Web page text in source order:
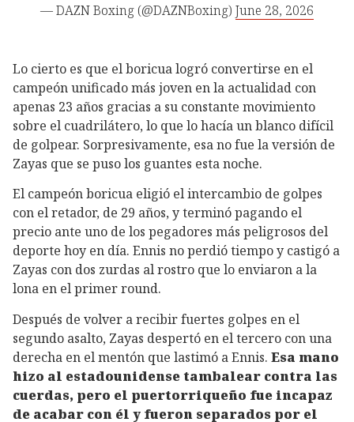
— DAZN Boxing (@DAZNBoxing) June 28, 2026
Lo cierto es que el boricua logró convertirse en el
campeón unificado más joven en la actualidad con
apenas 23 años gracias a su constante movimiento
sobre el cuadrilátero, lo que lo hacía un blanco difícil
de golpear. Sorpresivamente, esa no fue la versión de
Zayas que se puso los guantes esta noche.
El campeón boricua eligió el intercambio de golpes
con el retador, de 29 años, y terminó pagando el
precio ante uno de los pegadores más peligrosos del
deporte hoy en día. Ennis no perdió tiempo y castigó a
Zayas con dos zurdas al rostro que lo enviaron a la
lona en el primer round.
Después de volver a recibir fuertes golpes en el
segundo asalto, Zayas despertó en el tercero con una
derecha en el mentón que lastimó a Ennis. Esa mano
hizo al estadounidense tambalear contra las
cuerdas, pero el puertorriqueño fue incapaz
de acabar con él y fueron separados por el